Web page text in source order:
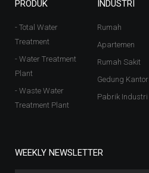
PRODUK
- Total Water
Treatment
- Water Treatment
Plant
- Waste Water
Treatment Plant
INDUSTRI
Rumah
Apartemen
Rumah Sakit
Gedung Kantor
Pabrik Industri
WEEKLY NEWSLETTER